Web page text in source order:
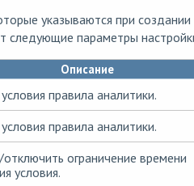
указываются при создании
следующие параметры
Описание
правила аналитики.
правила аналитики.
ограничение времени
условия.